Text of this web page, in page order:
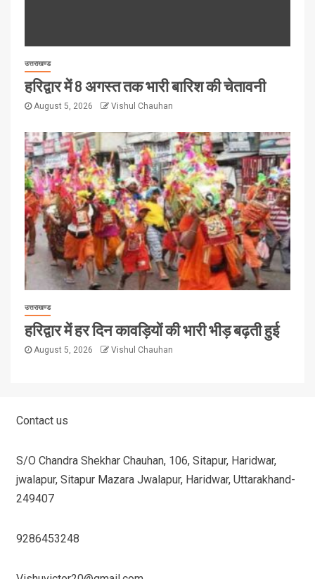
उत्तराखण्ड
हरिद्वार में 8 अगस्त तक भारी बारिश की चेतावनी
August 5, 2026 Vishul Chauhan
उत्तराखण्ड
हरिद्वार में हर दिन कावड़ियों की भारी भीड़ बढ़ती हुई
August 5, 2026 Vishul Chauhan
Contact us
S/O Chandra Shekhar Chauhan, 106, Sitapur, Haridwar,
jwalapur, Sitapur Mazara Jwalapur, Haridwar, Uttarakhand-
249407
9286453248